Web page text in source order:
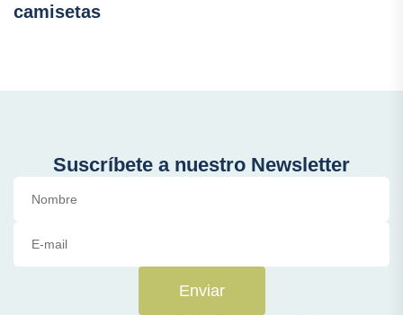
camisetas
Suscríbete a nuestro Newsletter
Enviar